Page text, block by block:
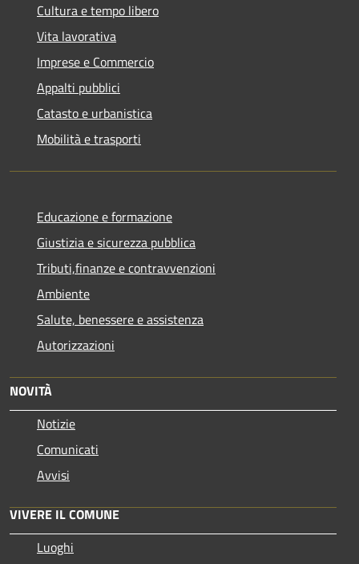
Cultura e tempo libero
Vita lavorativa
Imprese e Commercio
Appalti pubblici
Catasto e urbanistica
Mobilità e trasporti
Educazione e formazione
Giustizia e sicurezza pubblica
Tributi,finanze e contravvenzioni
Ambiente
Salute, benessere e assistenza
Autorizzazioni
NOVITÀ
Notizie
Comunicati
Avvisi
VIVERE IL COMUNE
Luoghi